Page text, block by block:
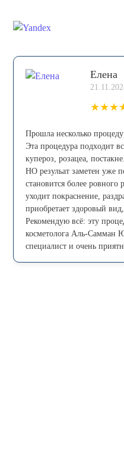
Елена
★★★
Прошла несколько
Эта процедура пoдxoдит
купepoз, рoзацеа,
НО резульат заметен уже
становится более
уходит покраснение,
приобретает здоровый
Рекомендую всё: эту
косметолога Аль-Самман
специалист и очень